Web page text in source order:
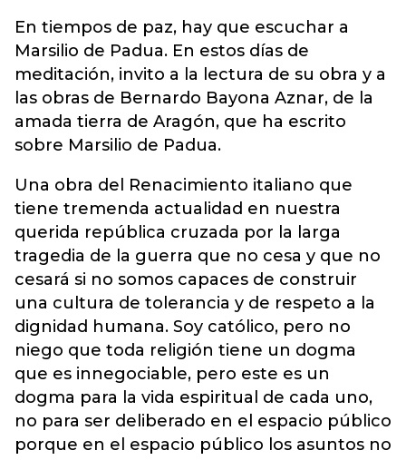
En tiempos de paz, hay que escuchar a
Marsilio de Padua. En estos días de
meditación, invito a la lectura de su obra y a
las obras de Bernardo Bayona Aznar, de la
amada tierra de Aragón, que ha escrito
sobre Marsilio de Padua.
Una obra del Renacimiento italiano que
tiene tremenda actualidad en nuestra
querida república cruzada por la larga
tragedia de la guerra que no cesa y que no
cesará si no somos capaces de construir
una cultura de tolerancia y de respeto a la
dignidad humana. Soy católico, pero no
niego que toda religión tiene un dogma
que es innegociable, pero este es un
dogma para la vida espiritual de cada uno,
no para ser deliberado en el espacio público
porque en el espacio público los asuntos no